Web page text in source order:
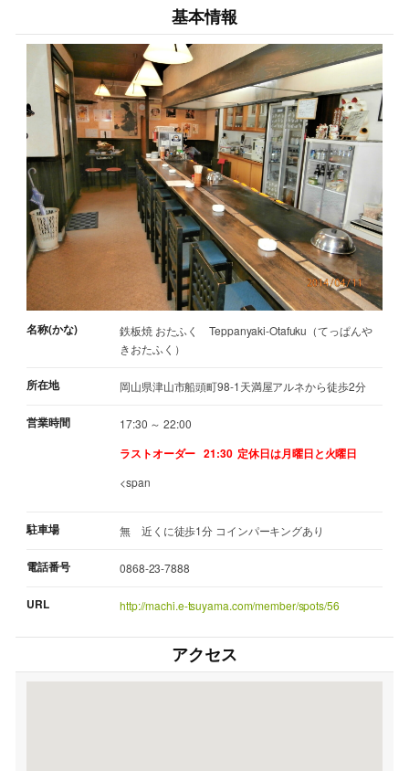
基本情報
名称(かな)
鉄板焼 おたふく Teppanyaki-Otafuku（てっぱんや
きおたふく）
所在地 岡山県津山市船頭町98-1天満屋アルネから徒歩2分
営業時間 17:30 ～ 22:00
ラストオーダー 21:30 定休日は月曜日と火曜日
<span
駐車場 無 近くに徒歩1分 コインパーキングあり
電話番号 0868-23-7888
URL http://machi.e-tsuyama.com/member/spots/56
アクセス